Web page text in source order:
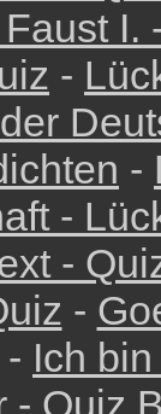
I.
-
-
-
-
-
- Ich
- Quiz